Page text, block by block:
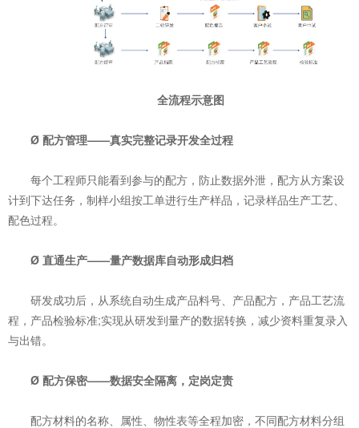
全流程示意图
Ø 配方管理——真实完整记录开发全过程
每个工程师只能看到参与的配方，防止数据外泄，配方从方案设
计到下达任务，制样小组按工单进行生产样品，记录样品生产工艺、
配色过程。
Ø 直通生产——量产数据库自动形成归档
研发成功后，从系统自动生成产品料号、产品配方，产品工艺流
程，产品检验标准;实现从研发到量产的数据转换，减少资料重复录入
与出错。
Ø 配方保密——数据安全隔离，定岗定责
配方材料的名称、属性、物性表等全程加密，不同配方材料分组